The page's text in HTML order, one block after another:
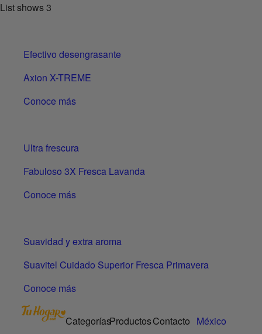
List shows3
Efectivo desengrasante
Axion X-TREME
Conoce más
Ultra frescura
Fabuloso 3X Fresca Lavanda
Conoce más
Suavidad y extra aroma
Suavitel Cuidado Superior Fresca Primavera
Conoce más
CategoríasProductosContacto México